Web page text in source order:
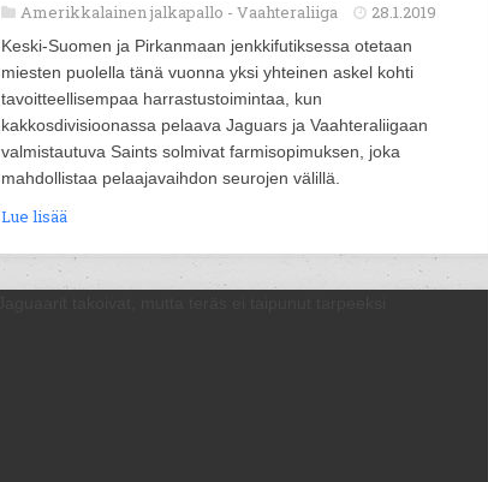
Amerikkalainen jalkapallo - Vaahteraliiga 28.1.2019
Keski-Suomen ja Pirkanmaan jenkkifutiksessa otetaan
miesten puolella tänä vuonna yksi yhteinen askel kohti
tavoitteellisempaa harrastustoimintaa, kun
kakkosdivisioonassa pelaava Jaguars ja Vaahteraliigaan
valmistautuva Saints solmivat farmisopimuksen, joka
mahdollistaa pelaajavaihdon seurojen välillä.
Lue lisää